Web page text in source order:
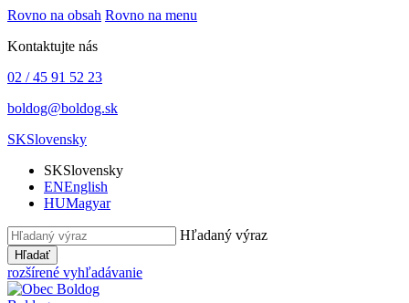
Rovno na obsah Rovno na menu
Kontaktujte nás
02 / 45 91 52 23
boldog@boldog.sk
SKSlovensky
SKSlovensky
ENEnglish
HUMagyar
Hľadaný výraz
Hľadať
rozšírené vyhľadávanie